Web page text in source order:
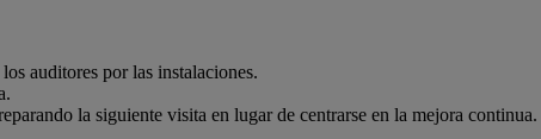
auditores por las instalaciones.
la siguiente visita en lugar de centrarse en la mejora continua.